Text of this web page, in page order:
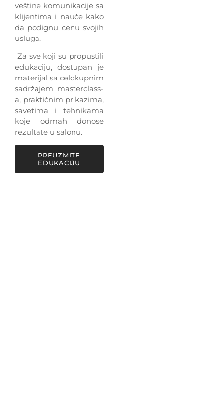
veštine komunikacije sa
klijentima i nauče kako
da podignu cenu svojih
usluga.
Za sve koji su propustili
edukaciju, dostupan je
materijal sa celokupnim
sadržajem masterclass-
a, praktičnim prikazima,
savetima i tehnikama
koje odmah donose
rezultate u salonu.
PREUZMITE
EDUKACIJU